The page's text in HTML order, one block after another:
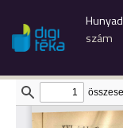
Hunyad
szám